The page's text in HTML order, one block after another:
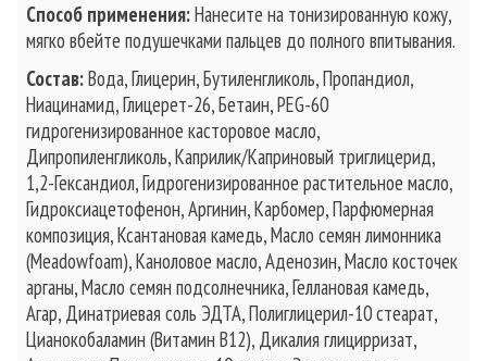
Способ применения:Нанесите на тонизированную кожу,
мягко вбейте подушечками пальцев до полного впитывания.
Состав:Вода, Глицерин, Бутиленгликоль, Пропандиол,
Ниацинамид, Глицерет-26, Бетаин, PEG-60
гидрогенизированное касторовое масло,
Дипропиленгликоль, Каприлик/Каприновый триглицерид,
1,2-Гександиол, Гидрогенизированное растительное масло,
Гидроксиацетофенон, Аргинин, Карбомер, Парфюмерная
композиция, Ксантановая камедь, Масло семян лимонника
(Meadowfoam), Каноловое масло, Аденозин, Масло косточек
арганы, Масло семян подсолнечника, Геллановая камедь,
Агар, Динатриевая соль ЭДТА, Полиглицерил-10 стеарат,
Цианокобаламин (Витамин B12), Дикалия глицирризат,